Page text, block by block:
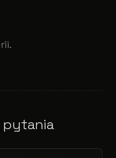
pytania